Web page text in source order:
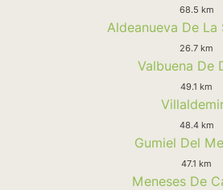
68.5 km
Aldeanueva De La
26.7 km
Valbuena De
49.1 km
48.4 km
Gumiel Del
47.1 km
Meneses De